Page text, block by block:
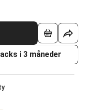
i 3 måneder